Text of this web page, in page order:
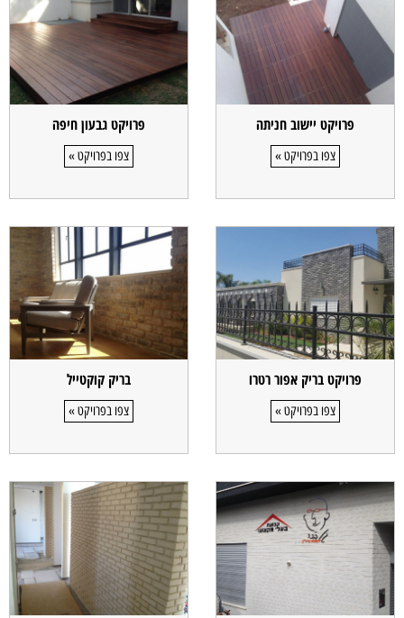
פרויקט יישוב חניתה
צפו בפרויקט »
פרויקט גבעון חיפה
צפו בפרויקט »
פרויקט בריק אפור רטרו
צפו בפרויקט »
בריק קוקטייל
צפו בפרויקט »